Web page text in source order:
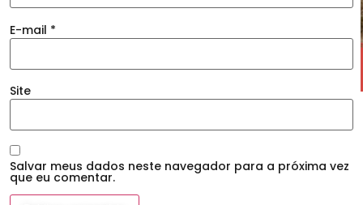
E-mail *
Site
Salvar meus dados neste navegador para a próxima vez
que eu comentar.